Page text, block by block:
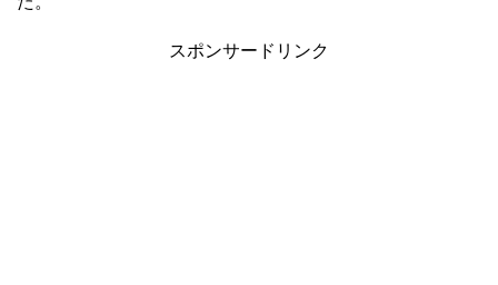
スポンサードリンク